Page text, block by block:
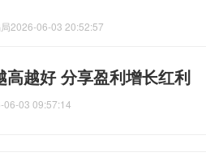
2026-06-03 20:52:57
越好 分享盈利增长红利
06-03 09:57:14